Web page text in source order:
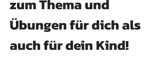
zum Thema und
Übungen für dich als
auch für dein Kind!